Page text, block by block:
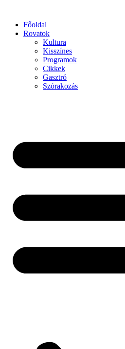
Főoldal
Rovatok
Kultura
Kisszínes
Programok
Cikkek
Gasztró
Szórakozás